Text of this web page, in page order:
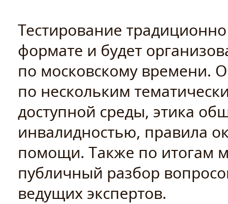
Тестирование
формате и будет
по московскому времени.
по нескольким
доступной среды, этика
инвалидностью, правила
помощи. Также по итогам
публичный разбор
ведущих экспертов.